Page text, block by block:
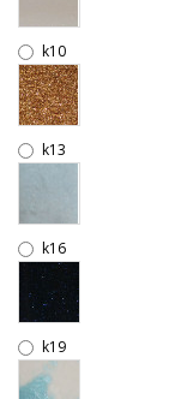
k10
k13
k16
k19